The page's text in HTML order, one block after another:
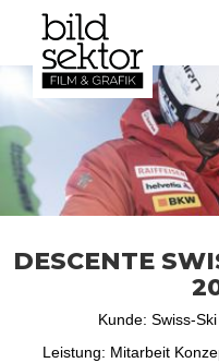
DESCENTE
Kunde: Swiss-
Leistung: Mitarbeit